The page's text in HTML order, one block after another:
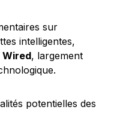
sur
intelligentes,
Wired, largement
potentielles des